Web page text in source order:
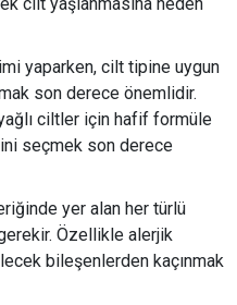
yaparken, cilt tipine uygun
son derece önemlidir.
ciltler için hafif formüle
seçmek son derece
yer alan her türlü
Özellikle alerjik
bileşenlerden kaçınmak